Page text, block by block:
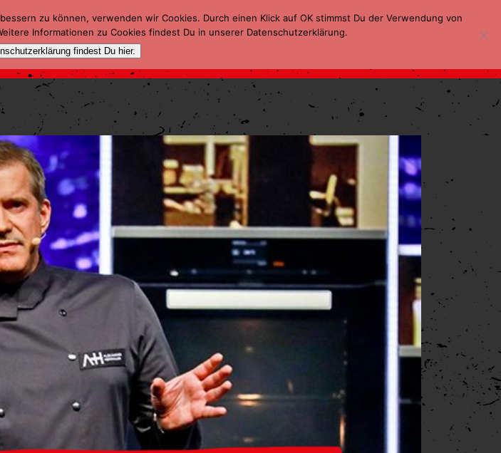
zu können, verwenden wir Cookies. Durch einen Klick auf OK stimmst Du der Verwendung von
Informationen zu Cookies findest Du in unserer Datenschutzerklärung.
findest Du hier.